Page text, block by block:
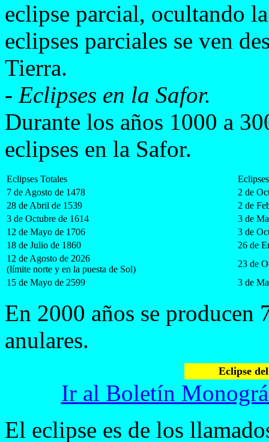
eclipse parcial, ocultando
eclipses parciales se ven
Tierra.
- Eclipses en la Safor.
Durante los años 1000 a
eclipses en la Safor.
Eclipses Totales
7 de Agosto de 1478
2 de
28 de Abril de 1539
2 de
3 de Octubre de 1614
3 de
12 de Mayo de 1706
3 de
18 de Julio de 1860
26 de
12 de Agosto de 2026
(límite norte y en la puesta de Sol)
23 de
15 de Mayo de 2599
3 de
En 2000 años se producen
anulares.
Eclipse
Ir al Boletín
El eclipse es de los